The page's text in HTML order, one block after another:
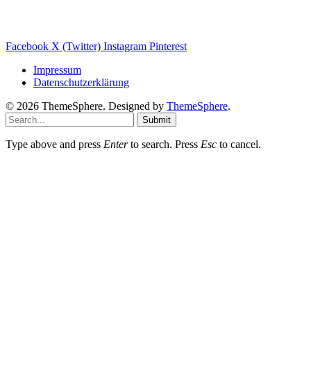
Facebook X (Twitter) Instagram Pinterest
Impressum
Datenschutzerklärung
© 2026 ThemeSphere. Designed by ThemeSphere.
Submit
Type above and press Enterto search. Press Esc to cancel.